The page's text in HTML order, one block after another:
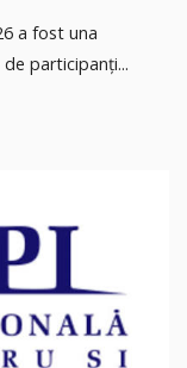
a fost una
participanți...